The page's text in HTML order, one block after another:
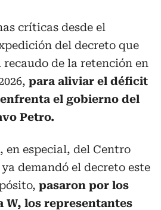
críticas desde el
del decreto que
de la retención en
para aliviar el déficit
el gobierno del
Petro.
en especial, del Centro
demandó el decreto este
pasaron por los
W, los representantes